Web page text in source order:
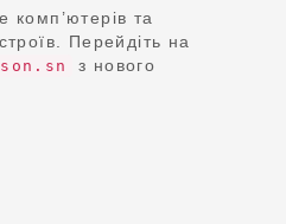
комп’ютерів та
Перейдіть на
з нового